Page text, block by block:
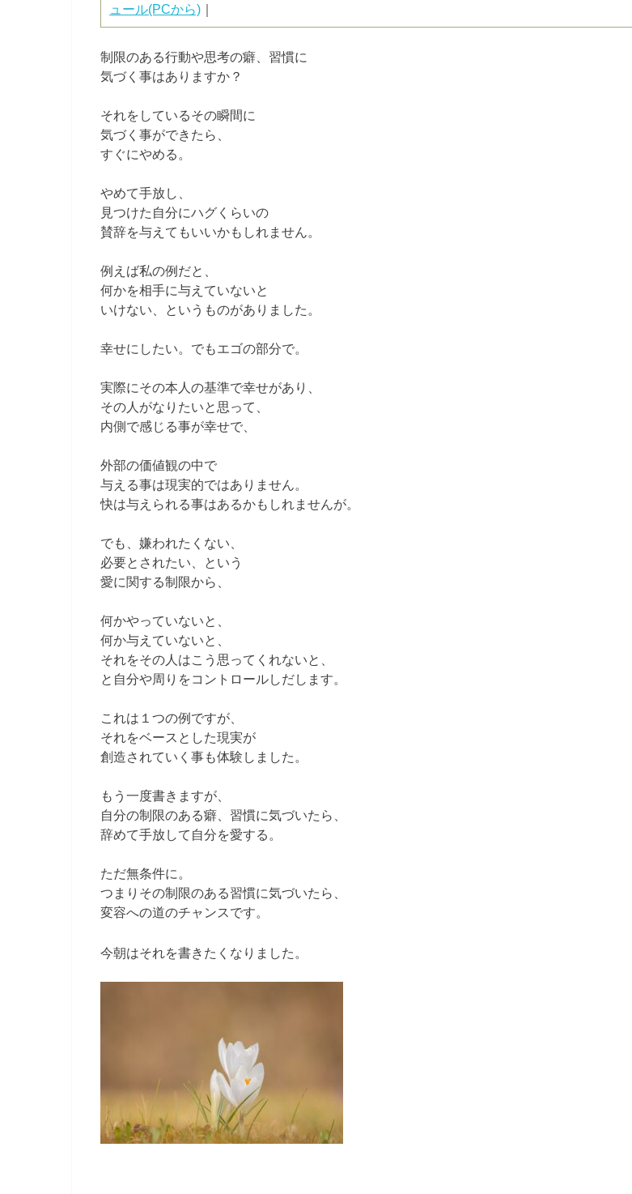
ュール(PCから) ｜
制限のある行動や思考の癖、習慣に
気づく事はありますか？
それをしているその瞬間に
気づく事ができたら、
すぐにやめる。
やめて手放し、
見つけた自分にハグくらいの
賛辞を与えてもいいかもしれません。
例えば私の例だと、
何かを相手に与えていないと
いけない、というものがありました。
幸せにしたい。でもエゴの部分で。
実際にその本人の基準で幸せがあり、
その人がなりたいと思って、
内側で感じる事が幸せで、
外部の価値観の中で
与える事は現実的ではありません。
快は与えられる事はあるかもしれませんが。
でも、嫌われたくない、
必要とされたい、という
愛に関する制限から、
何かやっていないと、
何か与えていないと、
それをその人はこう思ってくれないと、
と自分や周りをコントロールしだします。
これは１つの例ですが、
それをベースとした現実が
創造されていく事も体験しました。
もう一度書きますが、
自分の制限のある癖、習慣に気づいたら、
辞めて手放して自分を愛する。
ただ無条件に。
つまりその制限のある習慣に気づいたら、
変容への道のチャンスです。
今朝はそれを書きたくなりました。